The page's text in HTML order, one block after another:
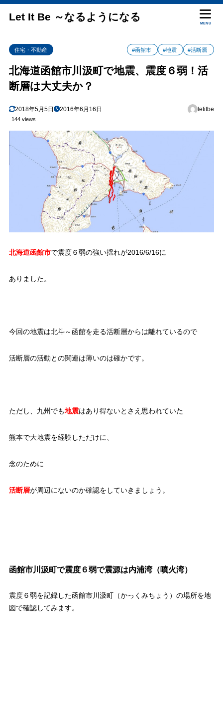
Let It Be ～なるようになる
MENU
住宅・不動産 #函館市 #地震 #活断層
北海道函館市川汲町で地震、震度６弱！活
断層は大丈夫か？
2018年5月5日 2016年6月16日 letitbe
144 views
北海道函館市で震度６弱の強い揺れが2016/6/16に
ありました。
今回の地震は北斗～函館を走る活断層からは離れているので
活断層の活動との関連は薄いのは確かです。
ただし、九州でも地震はあり得ないとさえ思われていた
熊本で大地震を経験しただけに、
念のために
活断層が周辺にないのか確認をしていきましょう。
函館市川汲町で震度６弱で震源は内浦湾（噴火湾）
震度６弱を記録した函館市川汲町（かっくみちょう）の場所を地
図で確認してみます。